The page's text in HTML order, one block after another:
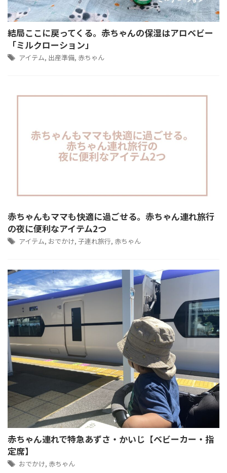
結局ここに戻ってくる。赤ちゃんの保湿はアロベビー
「ミルクローション」
アイテム, 出産準備, 赤ちゃん
赤ちゃんもママも快適に過ごせる。赤ちゃん連れ旅行
の夜に便利なアイテム2つ
アイテム, おでかけ, 子連れ旅行, 赤ちゃん
赤ちゃん連れで特急あずさ・かいじ【ベビーカー・指
定席】
おでかけ, 赤ちゃん